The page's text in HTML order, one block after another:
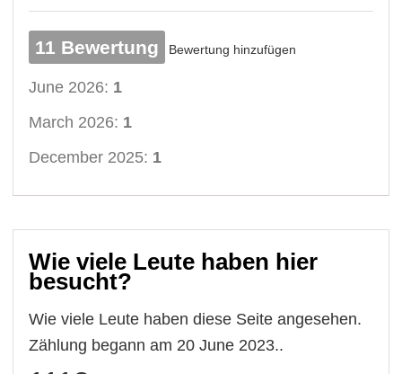
11 Bewertung Bewertung hinzufügen
June 2026: 1
March 2026: 1
December 2025: 1
Wie viele Leute haben hier
besucht?
Wie viele Leute haben diese Seite angesehen.
Zählung begann am 20 June 2023..